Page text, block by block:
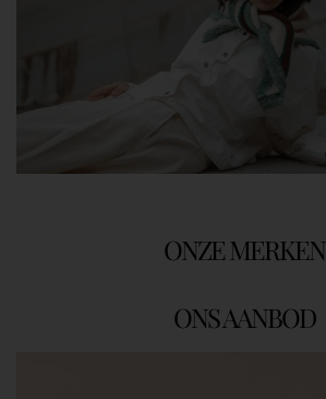
ONZE MERKEN
ONS AANBOD